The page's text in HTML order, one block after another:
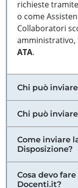
richieste
o come
Collaboratori
amministrativo,
ATA.
Chi può
Chi può
Come inviare
Disposizione?
Cosa devo
Docenti.it?